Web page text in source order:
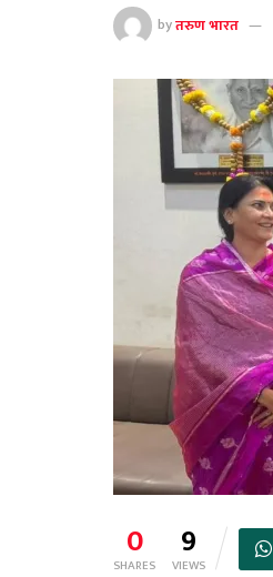
byतरुण भारत
0
SHARES 9
VIEWS